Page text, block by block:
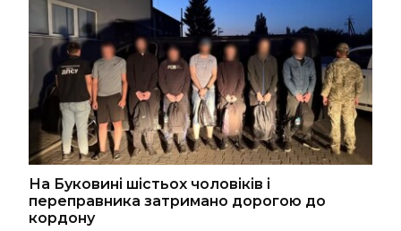
На Буковині шістьох чоловіків і
переправника затримано дорогою до
кордону